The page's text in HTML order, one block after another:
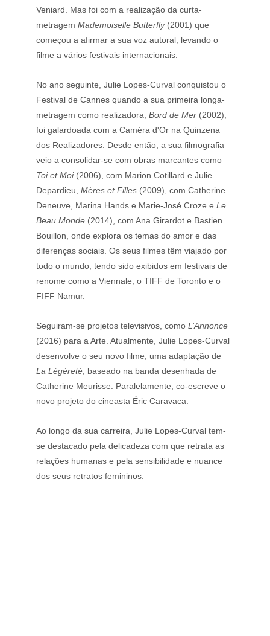
Veniard. Mas foi com a realização da curta-
metragem Mademoiselle Butterfly (2001) que
começou a afirmar a sua voz autoral, levando o
filme a vários festivais internacionais.
No ano seguinte, Julie Lopes-Curval conquistou o
Festival de Cannes quando a sua primeira longa-
metragem como realizadora, Bord de Mer (2002),
foi galardoada com a Caméra d'Or na Quinzena
dos Realizadores. Desde então, a sua filmografia
veio a consolidar-se com obras marcantes como
Toi et Moi (2006), com Marion Cotillard e Julie
Depardieu, Mères et Filles (2009), com Catherine
Deneuve, Marina Hands e Marie-José Croze e Le
Beau Monde (2014), com Ana Girardot e Bastien
Bouillon, onde explora os temas do amor e das
diferenças sociais. Os seus filmes têm viajado por
todo o mundo, tendo sido exibidos em festivais de
renome como a Viennale, o TIFF de Toronto e o
FIFF Namur.
Seguiram-se projetos televisivos, como L’Annonce
(2016) para a Arte. Atualmente, Julie Lopes-Curval
desenvolve o seu novo filme, uma adaptação de
La Légèreté , baseado na banda desenhada de
Catherine Meurisse. Paralelamente, co-escreve o
novo projeto do cineasta Éric Caravaca.
Ao longo da sua carreira, Julie Lopes-Curval tem-
se destacado pela delicadeza com que retrata as
relações humanas e pela sensibilidade e nuance
dos seus retratos femininos.